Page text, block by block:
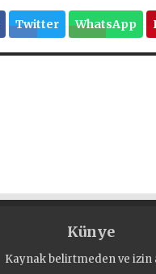
Twitter WhatsApp
Künye
Kaynak belirtmeden ve izin